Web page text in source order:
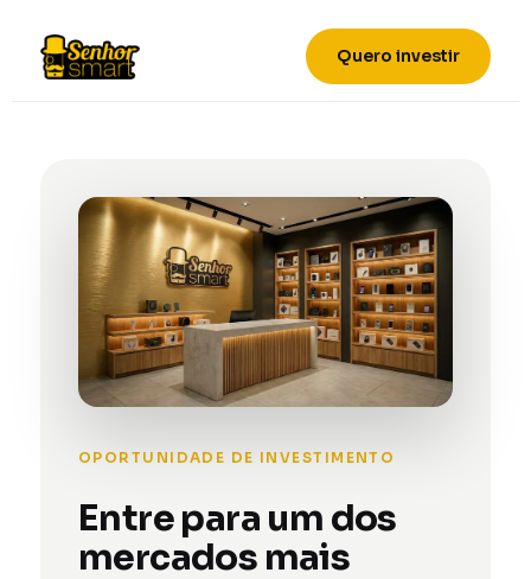
Quero investir
OPORTUNIDADE DE INVESTIMENTO
Entre para um dos
mercados mais